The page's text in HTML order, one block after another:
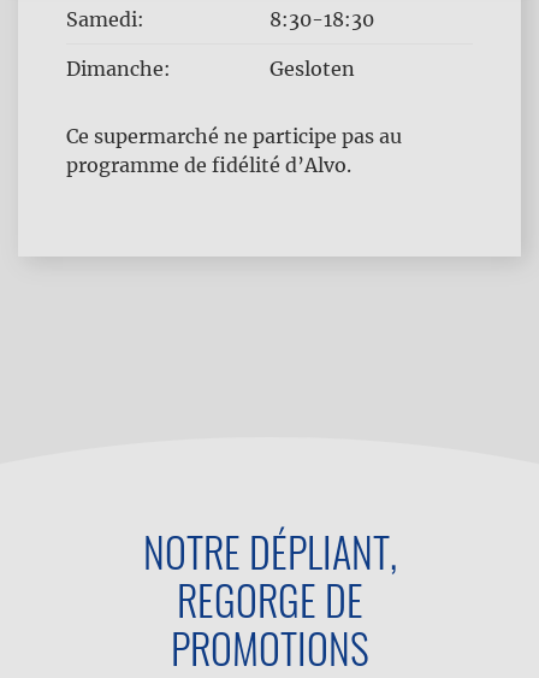
Samedi: 8:30-18:30
Dimanche: Gesloten
Ce supermarché ne participe pas au
programme de fidélité d’Alvo.
NOTRE DÉPLIANT,
REGORGE DE
PROMOTIONS